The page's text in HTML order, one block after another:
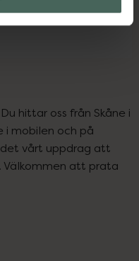
hittar oss från Skåne i
i mobilen och på
vårt uppdrag att
att prata